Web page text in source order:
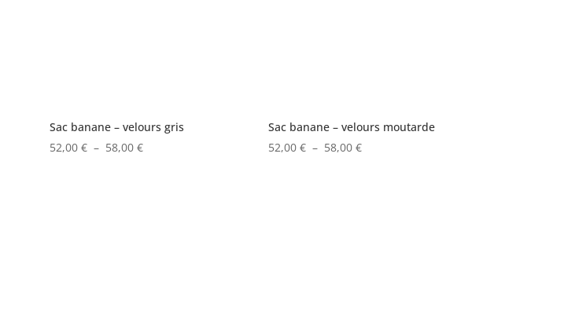
Sac banane – velours gris
52,00€ – 58,00€Plage
Sac banane – velours moutarde
52,00€ – 58,00€Plage